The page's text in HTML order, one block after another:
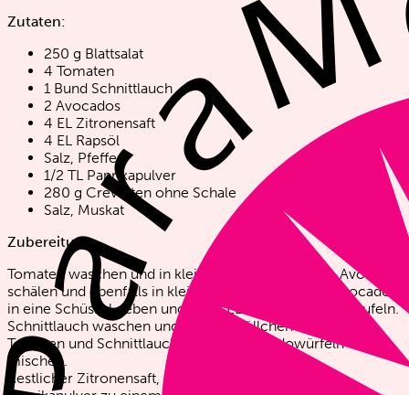
Zutaten:
250 g Blattsalat
4 Tomaten
1 Bund Schnittlauch
2 Avocados
4 EL Zitronensaft
4 EL Rapsöl
Salz, Pfeffer
1/2 TL Paprikapulver
280 g Crevetten ohne Schale
Salz, Muskat
Zubereitung:
Tomaten waschen und in kleine Würfel schneiden. Avocado
schälen und ebenfalls in kleine Würfel schneiden. Avocado
in eine Schüssel geben und mit 2 EL Zitronensaft beträufeln.
Schnittlauch waschen und in feine Röllchen schneiden.
Tomaten und Schnittlauch mit den Avocadowürfeln
mischen.
Restlicher Zitronensaft, Rapsöl, Salz, Pfeffer und